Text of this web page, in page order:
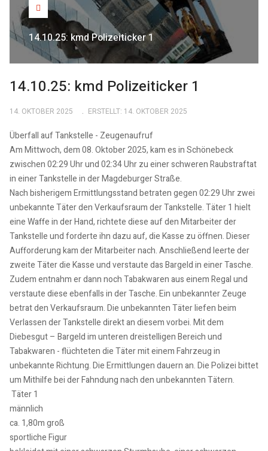
14.10.25: kmd Polizeiticker 1
14.10.25: kmd Polizeiticker 1
14. OKTOBER 2025 ERSTELLT: 14. OKTOBER 2025
Überfall auf Tankstelle - Zeugenaufruf
Am Mittwoch, dem 08. Oktober 2025, kam es in Schönebeck
zwischen 02:29 Uhr und 02:34 Uhr zu einer schweren Raubstraftat
in einer Tankstelle in der Magdeburger Straße.
Nach bisherigem Ermittlungsstand betraten gegen 02:29 Uhr zwei
unbekannte Täter den Verkaufsraum der Tankstelle. Täter 1 hielt
eine Waffe in der Hand, richtete diese auf den Mitarbeiter der
Tankstelle und forderte ihn dazu auf, die Kasse zu öffnen. Dieser
Aufforderung kam der Mitarbeiter nach. Anschließend leerte der
zweite Täter die Kasse und verstaute das Bargeld in einer Tasche.
Zudem entnahm er dann noch Tabakwaren aus einem Regal und
verstaute diese ebenfalls in der Tasche. Ein unbekannter Zeuge
betrat den Verkaufsraum. Die unbekannten Täter liefen beim
Verlassen der Tankstelle direkt an diesem vorbei. Mit dem
Diebesgut – Bargeld im unteren dreistelligen Bereich und
Tabakwaren - flüchteten die Täter mit einem Fahrzeug in
unbekannte Richtung. Die Ermittlungen dauern an. Die Polizei bittet
um Mithilfe bei der Fahndung nach den unbekannten Tätern.
Täter 1
männlich
ca. 1,80m groß
sportliche Figur